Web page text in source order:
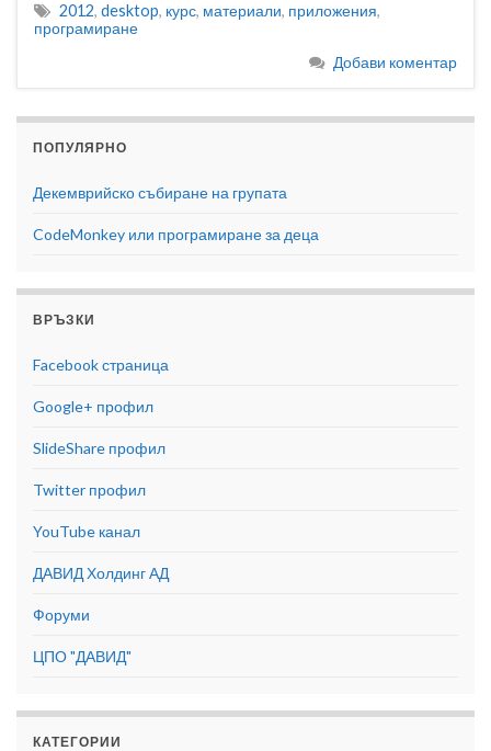
2012, desktop, курс, материали, приложения,
програмиране
Добави коментар
ПОПУЛЯРНО
Декемврийско събиране на групата
CodeMonkey или програмиране за деца
ВРЪЗКИ
Facebook страница
Google+ профил
SlideShare профил
Twitter профил
YouTube канал
ДАВИД Холдинг АД
Форуми
ЦПО "ДАВИД"
КАТЕГОРИИ